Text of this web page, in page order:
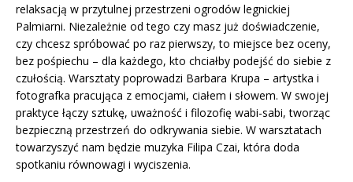
relaksacją w przytulnej przestrzeni ogrodów legnickiej
Palmiarni. Niezależnie od tego czy masz już doświadczenie,
czy chcesz spróbować po raz pierwszy, to miejsce bez oceny,
bez pośpiechu – dla każdego, kto chciałby podejść do siebie z
czułością. Warsztaty poprowadzi Barbara Krupa – artystka i
fotografka pracująca z emocjami, ciałem i słowem. W swojej
praktyce łączy sztukę, uważność i filozofię wabi-sabi, tworząc
bezpieczną przestrzeń do odkrywania siebie. W warsztatach
towarzyszyć nam będzie muzyka Filipa Czai, która doda
spotkaniu równowagi i wyciszenia.